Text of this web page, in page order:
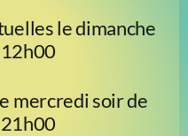
le dimanche
mercredi soir de